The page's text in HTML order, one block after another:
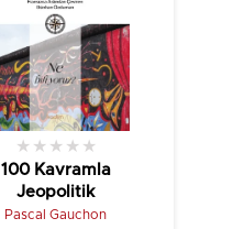
100 Kavramla
Jeopolitik
★ ★ ★ ★ ★
Pascal Gauchon